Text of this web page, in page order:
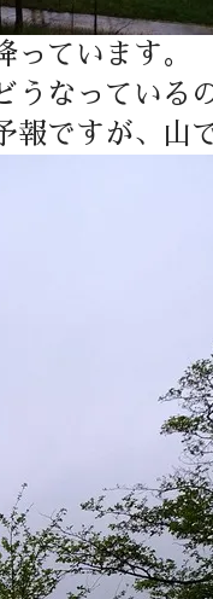
っています。
うなっている
報ですが、山